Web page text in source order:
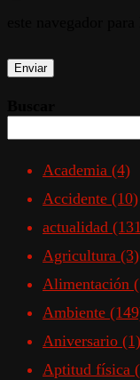
Academia (4)
Accidente (10)
actualidad
Agricultura (3)
Alimentación
Ambiente
Aniversario (1)
Aptitud física